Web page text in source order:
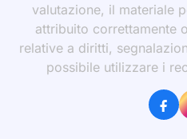
valutazione, il materiale
attribuito correttamente
relative a diritti,
possibile utilizzare i